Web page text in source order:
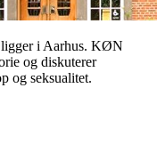
i Aarhus. KØN
og diskuterer
og seksualitet.